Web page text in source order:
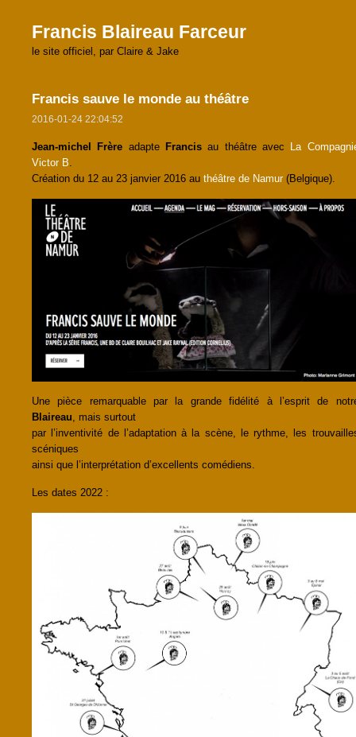
Francis Blaireau Farceur
le site officiel, par Claire & Jake
Francis sauve le monde au théâtre
2016-01-24 22:04:52
Jean-michel Frère adapte Francisau théâtre avec
La
Victor B.
Création du 12 au 23 janvier 2016 au théâtre de Namur (Belgique).
Une pièce remarquable par la grande fidélité à l’esprit de
Blaireau , mais surtout
par l’inventivité de l’adaptation à la scène, le rythme, les
scéniques
ainsi que l’interprétation d’excellents comédiens.
Les dates 2022 :